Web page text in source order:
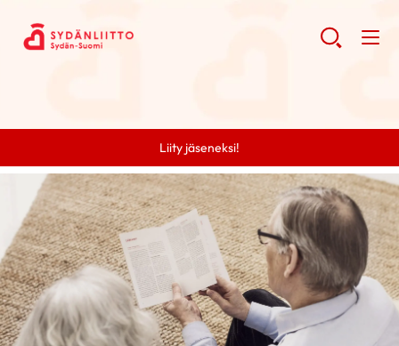
Liity jäseneksi!